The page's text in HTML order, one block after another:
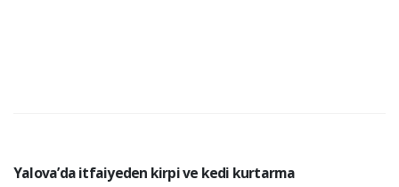
Yalova’da itfaiyeden kirpi ve kedi kurtarma